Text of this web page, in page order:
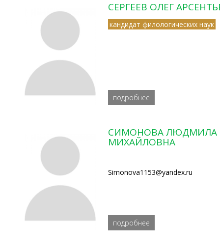
СЕРГЕЕВ ОЛЕГ
кандидат филологических наук
подробнее
СИМОНОВА ЛЮДМИЛА
МИХАЙЛОВНА
Simonova1153@yandex.ru
подробнее